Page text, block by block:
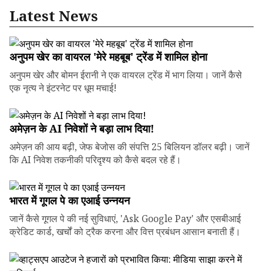
Latest News
अनुपम खेर का वायरल 'मेरे महबूब' ट्रेंड में शामिल होना
अनुपम खेर और बोमन ईरानी ने एक वायरल ट्रेंड में भाग लिया। जानें कैसे
एक नृत्य ने इंटरनेट पर धूम मचाई!
अमेज़न के AI निवेशों ने बड़ा लाभ दिया!
अमेज़न की आय बढ़ी, जेफ बेजोस की संपत्ति 25 बिलियन डॉलर बढ़ी। जानें
कि AI निवेश तकनीकी परिदृश्य को कैसे बदल रहे हैं।
भारत में गूगल पे का एआई उन्नयन
जानें कैसे गूगल पे की नई सुविधाएं, 'Ask Google Pay' और एसबीआई
क्रेडिट कार्ड, खर्चों को ट्रैक करना और वित्त प्रबंधन आसान बनाती हैं।